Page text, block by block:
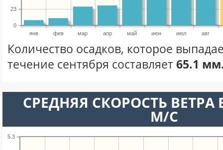
янв фев мар апр май июн июл авг
0
23
Количество осадков, которое
течение сентября составляет65.1
СРЕДНЯЯ СКОРОСТЬ ВЕТРА
М/С
5.3